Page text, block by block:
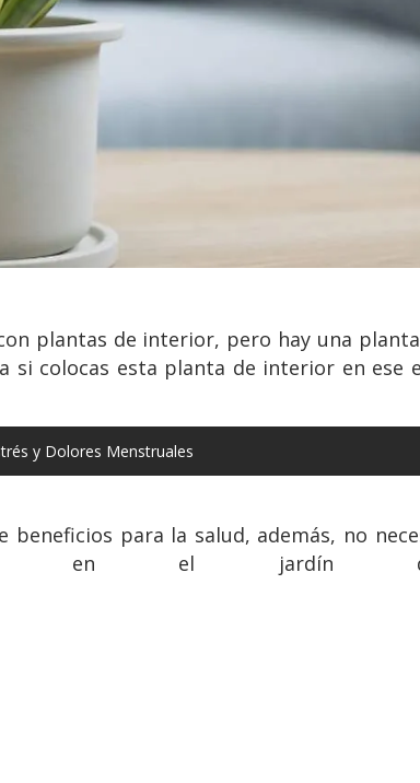
plantas de interior, pero hay una
si colocas esta planta de interior en ese
y Dolores Menstruales
para la salud, además, no
en el jardín